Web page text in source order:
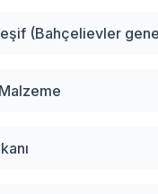
(Bahçelievler